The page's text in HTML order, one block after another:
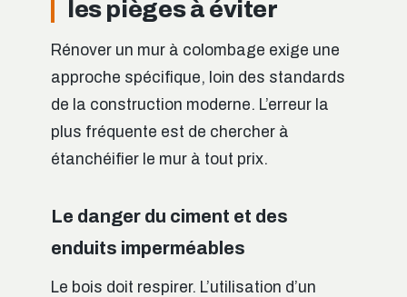
les pièges à éviter
Rénover un mur à colombage exige une
approche spécifique, loin des standards
de la construction moderne. L’erreur la
plus fréquente est de chercher à
étanchéifier le mur à tout prix.
Le danger du ciment et des
enduits imperméables
Le bois doit respirer. L’utilisation d’un